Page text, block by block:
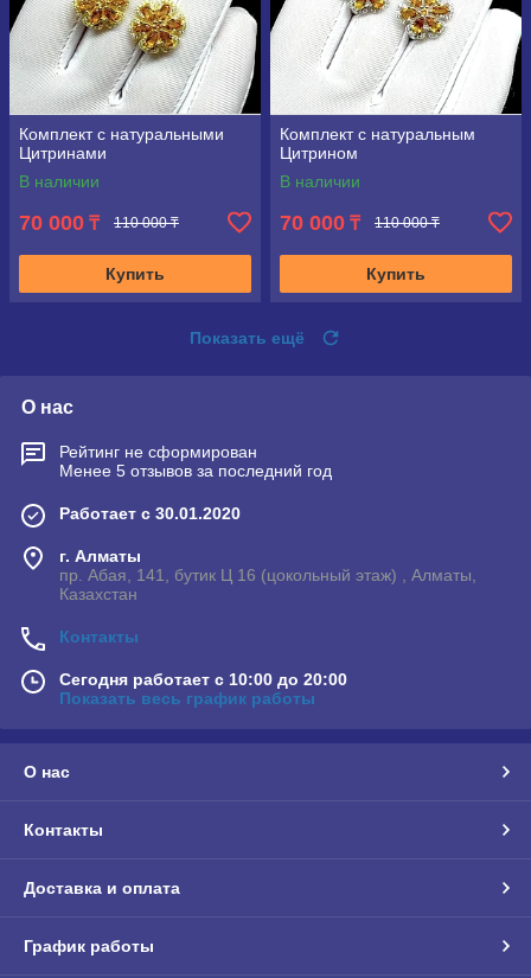
Комплект с натуральными
Цитринами
В наличии
70 000 ₸ 110 000 ₸
Купить
Комплект с натуральным
Цитрином
В наличии
70 000 ₸ 110 000 ₸
Купить
Показать ещё
О нас
Рейтинг не сформирован
Менее 5 отзывов за последний год
Работает с 30.01.2020
г. Алматы
пр. Абая, 141, бутик Ц 16 (цокольный этаж) , Алматы,
Казахстан
Контакты
Сегодня работает с 10:00 до 20:00
Показать весь график работы
О нас
Контакты
Доставка и оплата
График работы